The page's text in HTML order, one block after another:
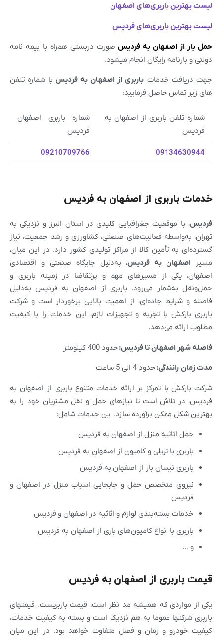
لیست بهترین باربری‌های اصفهان
لیست بهترین باربری‌هایفردیس
حمل بار از اصفهان به فردیس صورت دربستی همراه با بیمه نامه
دولتی و بارنامه رایگان انجام میشود.
جهت دریافت خدمات باربری از اصفهانبهفردیس با شماره تلفن
های زیر تماس حاصل فرمایید:
شماره تلفن باربری از اصفهان به
فردیس
شماره باربری اصفهان
فردیس
09134630944
09210709766
خدمات باربری از اصفهان به فردیس
فردیس، با موقعیت جغرافیایی کلیدی در استان البرز و نزدیکی به
تهران، به‌واسطه فعالیت‌های صنعتی، کشاورزی و رشد جمعیت، نیاز
گسترده‌ای به تأمین کالا از مراکز تولیدی کشور دارد. در این میان،
مسیر اصفهان به فردیس، به‌دلیل جایگاه صنعتی و اقتصادی
اصفهان، یکی از مسیرهای مهم و پرتقاضا در زمینه باربری و
حمل‌ونقل به‌شمار می‌رود. باربری از اصفهان به فردیس به‌دلیل
فاصله و شرایط جاده‌ای، از اهمیت بالایی برخوردار است و شرکت
باربری بارکش با تجربه و تجهیزات لازم، این خدمات را با کیفیت
مطلوب ارائه می‌دهد.
فاصله شهر اصفهانتا فردیس:حدود 400 کیلومتر
مدت زمان رانندگی:حدود 4 الی 5 ساعت
شرکت بارکش با تمرکز بر ارائه خدمات متنوع باربری از اصفهان به
فردیس، در تلاش است تا نیازهای حمل و نقل مشتریان خود را به
بهترین شکل ممکن برآورده سازد. این خدمات شامل:
حمل اثاثیه منزل از اصفهان به فردیس
باربری با تریلی و کامیون از اصفهان به فردیس
باربری نیسان بار از اصفهان به فردیس
نیروی متخصص حمل و جابجایی اسباب منزل در اصفهان و
فردیس
خدمات بسته‌بندی لوازم و اثاثیه در اصفهان و فردیس
باربری با انواع کامیون‌های باری از اصفهان به فردیس
و …
قیمت باربری از اصفهان به فردیس
یکی از مواردی که همیشه مد نظر است، قیمت باربریست. قیمتهای
باربری شرکتها عموما به هم نزدیک است و بسته به کیفیت خدمات،
کیفیت خودرو و زمان و فصل متفاوت خواهد بود. در این میان